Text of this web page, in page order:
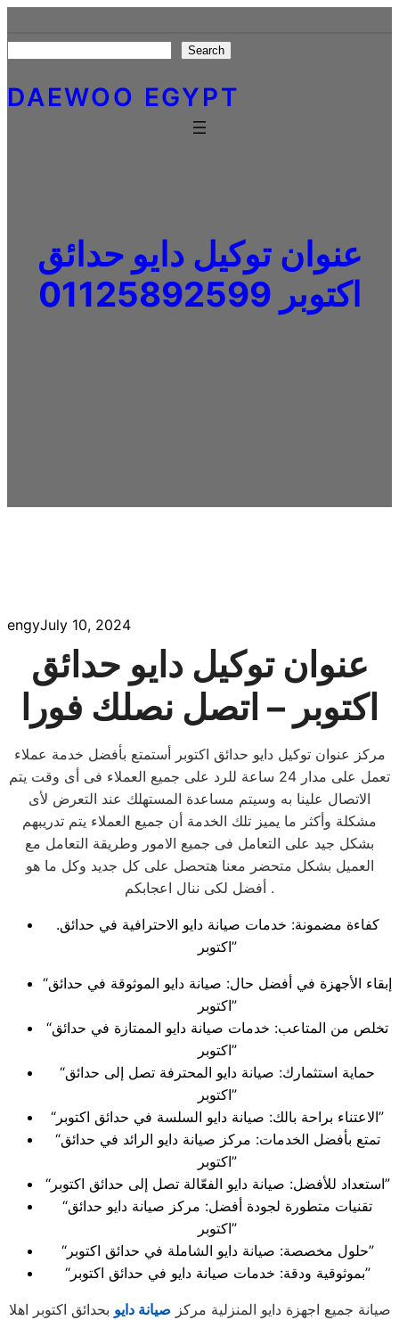
to
content
Search
DAEWOO EGYPT
عنوان توكيل دايو حدائق
اكتوبر 01125892599
engyJuly 10, 2024
عنوان توكيل دايو حدائق
اكتوبر – اتصل نصلك فورا
مركز عنوان توكيل دايو حدائق اكتوبر أستمتع بأفضل خدمة عملاء
تعمل على مدار 24 ساعة للرد على جميع العملاء فى أى وقت يتم
الاتصال علينا به وسيتم مساعدة المستهلك عند التعرض لأى
مشكلة وأكثر ما يميز تلك الخدمة أن جميع العملاء يتم تدريبهم
بشكل جيد على التعامل فى جميع الامور وطريقة التعامل مع
العميل بشكل متحضر معنا هتحصل على كل جديد وكل ما هو
أفضل لكى ننال اعجابكم .
.كفاءة مضمونة: خدمات صيانة دايو الاحترافية في حدائق
اكتوبر”
“إبقاء الأجهزة في أفضل حال: صيانة دايو الموثوقة في حدائق
اكتوبر”
“تخلص من المتاعب: خدمات صيانة دايو الممتازة في حدائق
اكتوبر”
“حماية استثمارك: صيانة دايو المحترفة تصل إلى حدائق
اكتوبر”
“الاعتناء براحة بالك: صيانة دايو السلسة في حدائق اكتوبر”
“تمتع بأفضل الخدمات: مركز صيانة دايو الرائد في حدائق
اكتوبر”
“استعداد للأفضل: صيانة دايو الفعّالة تصل إلى حدائق اكتوبر”
“تقنيات متطورة لجودة أفضل: مركز صيانة دايو حدائق
اكتوبر”
“حلول مخصصة: صيانة دايو الشاملة في حدائق اكتوبر”
“بموثوقية ودقة: خدمات صيانة دايو في حدائق اكتوبر”
صيانة جميع اجهزة دايو المنزلية مركز صيانة دايو بحدائق اكتوبر اهلا